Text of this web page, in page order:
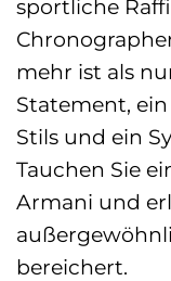
sportliche
mehr ist als
Statement,
Stils und ein
Tauchen Sie
Armani und
bereichert.